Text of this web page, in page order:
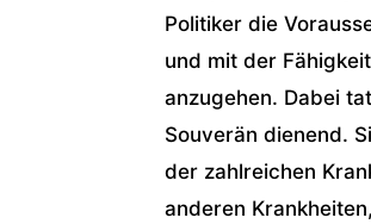
Politiker die
und mit der
anzugehen. Dabei
Souverän dienend.
der zahlreichen
anderen